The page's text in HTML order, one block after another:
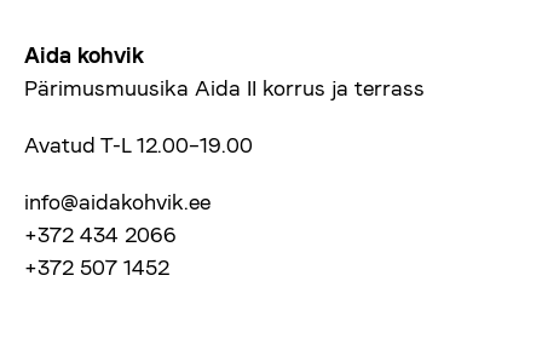
Aida kohvik
Pärimusmuusika Aida II korrus ja terrass
Avatud T-L 12.00–19.00
info@aidakohvik.ee
+372 434 2066
+372 507 1452